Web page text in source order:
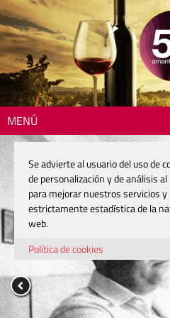
MENÚ
Se advierte al usuario del uso de
de personalización y de análisis
para mejorar nuestros servicios
estrictamente estadística de la
web.
Política de cookies